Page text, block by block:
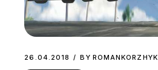
26.04.2018 BY ROMANKORZHYK